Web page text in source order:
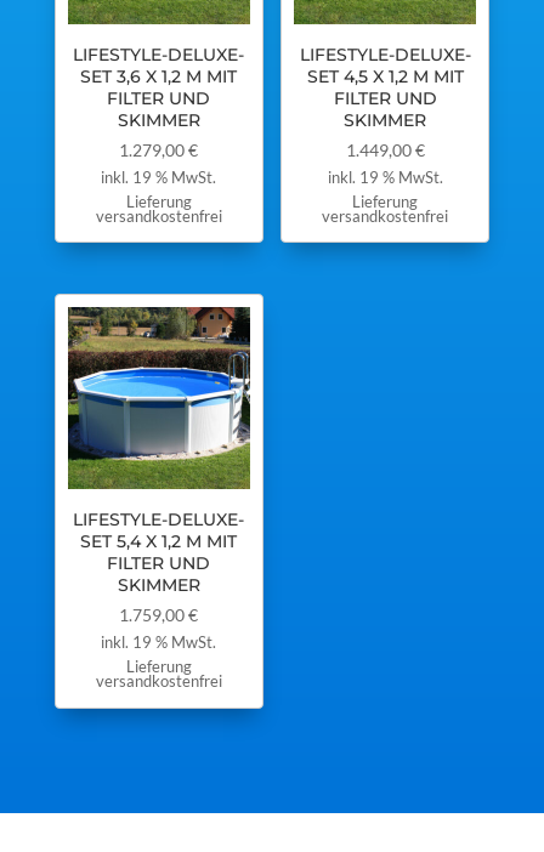
LIFESTYLE-DELUXE-
SET 3,6 X 1,2 M MIT
FILTER UND
SKIMMER
1.279,00€
inkl. 19 % MwSt.
Lieferung
versandkostenfrei
LIFESTYLE-DELUXE-
SET 4,5 X 1,2 M MIT
FILTER UND
SKIMMER
1.449,00€
inkl. 19 % MwSt.
Lieferung
versandkostenfrei
LIFESTYLE-DELUXE-
SET 5,4 X 1,2 M MIT
FILTER UND
SKIMMER
1.759,00€
inkl. 19 % MwSt.
Lieferung
versandkostenfrei